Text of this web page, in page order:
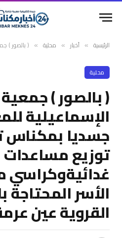
الرئيسية » أخبار » محلية » ( بالصور ) جمعية جمعية الإسماعيلية
محلية
( بالصور )
الإسماعيلية
جسديا
توزيع مساعدات
غدائيةوكراسي
الأسر المحتاجة
القروية عين